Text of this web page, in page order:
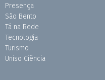
Presença
São Bento
Tá na Rede
Tecnologia
Turismo
Uniso Ciência